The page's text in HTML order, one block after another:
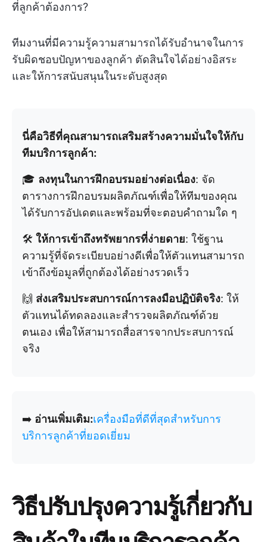
ที่ลูกค้าต้องการ?
ทีมงานที่มีความรู้ความสามารถได้รับอำนาจในการ
รับผิดชอบปัญหาของลูกค้า ตัดสินใจได้อย่างอิสระ
และให้การสนับสนุนในระดับสูงสุด
นี่คือวิธีที่คุณสามารถเสริมสร้างความมั่นใจให้กับ
ทีมบริการลูกค้า:
🎓 ลงทุนในการฝึกอบรมอย่างต่อเนื่อง: จัด
ตารางการฝึกอบรมผลิตภัณฑ์เพื่อให้ทีมของคุณ
ได้รับการอัปเดตและพร้อมที่จะตอบคำถามใด ๆ
🛠️ ให้การเข้าถึงทรัพยากรที่ง่ายดาย: ใช้ฐาน
ความรู้ที่จัดระเบียบอย่างดีเพื่อให้ตัวแทนสามารถ
เข้าถึงข้อมูลที่ถูกต้องได้อย่างรวดเร็ว
🙌 ส่งเสริมประสบการณ์การลงมือปฏิบัติจริง: ให้
ตัวแทนได้ทดลองและสำรวจผลิตภัณฑ์ด้วย
ตนเอง เพื่อให้สามารถสื่อสารจากประสบการณ์
จริง
➡️ อ่านเพิ่มเติม:เครื่องมือที่ดีที่สุดสำหรับการ
บริการลูกค้าที่ยอดเยี่ยม
วิธีปรับปรุงความรู้เกี่ยวกับ